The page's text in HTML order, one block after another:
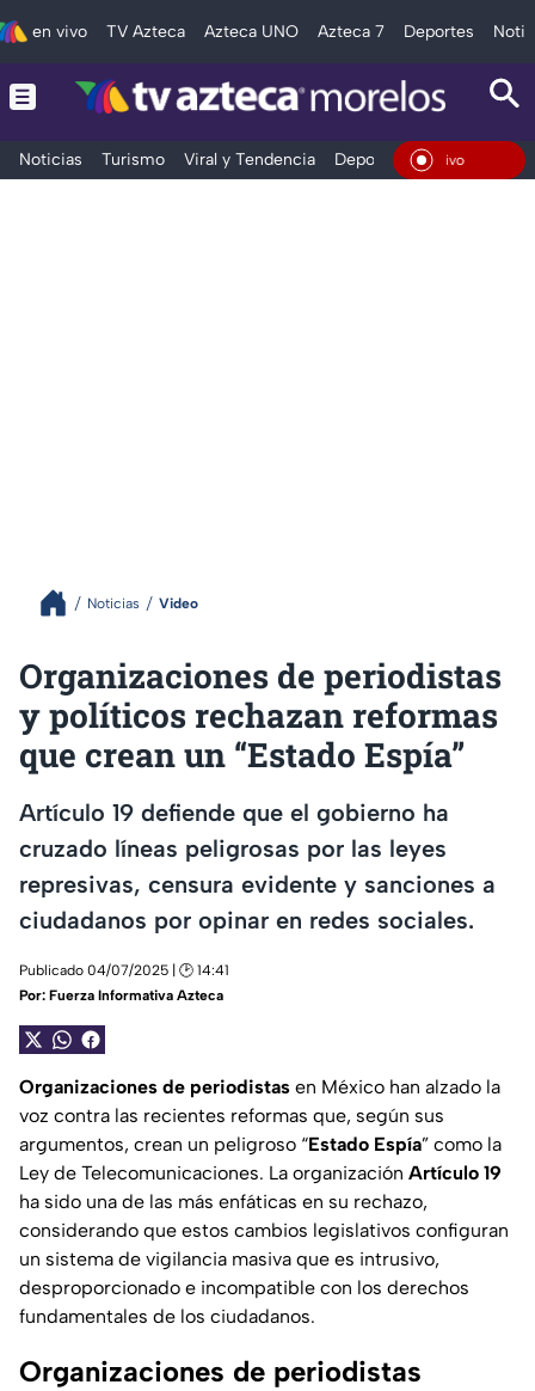
en vivo TV Azteca Azteca UNO Azteca 7 Deportes
Noticias Turismo Viral y Tendencia Deportes Espectáculos
En Vivo
Noticias Video
Organizaciones de periodistas
y políticos rechazan reformas
que crean un “Estado Espía”
Artículo 19 defiende que el gobierno ha
cruzado líneas peligrosas por las leyes
represivas, censura evidente y sanciones a
ciudadanos por opinar en redes sociales.
Publicado 04/07/2025 | 🕑 14:41
Por: Fuerza Informativa Azteca
Organizaciones de periodistas en México han alzado la
voz contra las recientes reformas que, según sus
argumentos, crean un peligroso “Estado Espía” como la
Ley de Telecomunicaciones. La organización Artículo 19
ha sido una de las más enfáticas en su rechazo,
considerando que estos cambios legislativos configuran
un sistema de vigilancia masiva que es intrusivo,
desproporcionado e incompatible con los derechos
fundamentales de los ciudadanos.
Organizaciones de periodistas